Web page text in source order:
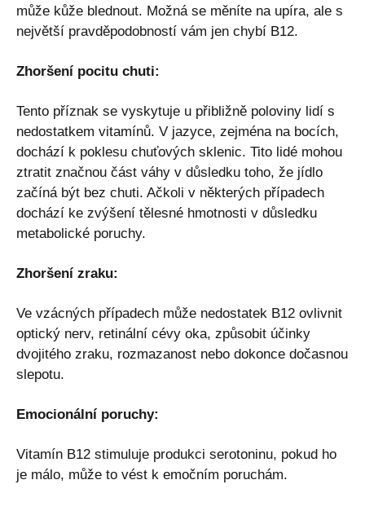
může kůže blednout. Možná se měníte na upíra, ale s
největší pravděpodobností vám jen chybí B12.
Zhoršení pocitu chuti:
Tento příznak se vyskytuje u přibližně poloviny lidí s
nedostatkem vitamínů. V jazyce, zejména na bocích,
dochází k poklesu chuťových sklenic. Tito lidé mohou
ztratit značnou část váhy v důsledku toho, že jídlo
začíná být bez chuti. Ačkoli v některých případech
dochází ke zvýšení tělesné hmotnosti v důsledku
metabolické poruchy.
Zhoršení zraku:
Ve vzácných případech může nedostatek B12 ovlivnit
optický nerv, retinální cévy oka, způsobit účinky
dvojitého zraku, rozmazanost nebo dokonce dočasnou
slepotu.
Emocionální poruchy:
Vitamín B12 stimuluje produkci serotoninu, pokud ho
je málo, může to vést k emočním poruchám.